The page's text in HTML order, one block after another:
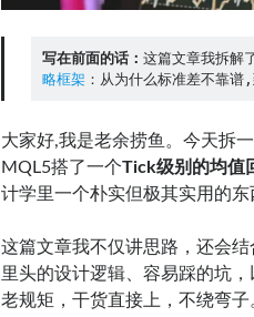
写在前面的话： 这篇文章我拆解
略框架：从为什么标准差不靠谱
大家好,我是老余捞鱼。今天拆
MQL5搭了一个Tick级别的均值
计学里一个朴实但极其实用的
这篇文章我不仅讲思路，还会
里头的设计逻辑、容易踩的坑
老规矩，干货直接上，不绕弯子